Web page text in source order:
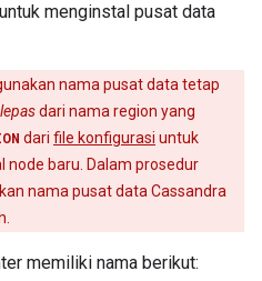
menginstal pusat data
nama pusat data tetap
dari nama region yang
dari file konfigurasi untuk
baru. Dalam prosedur
nama pusat data Cassandra
memiliki nama berikut: